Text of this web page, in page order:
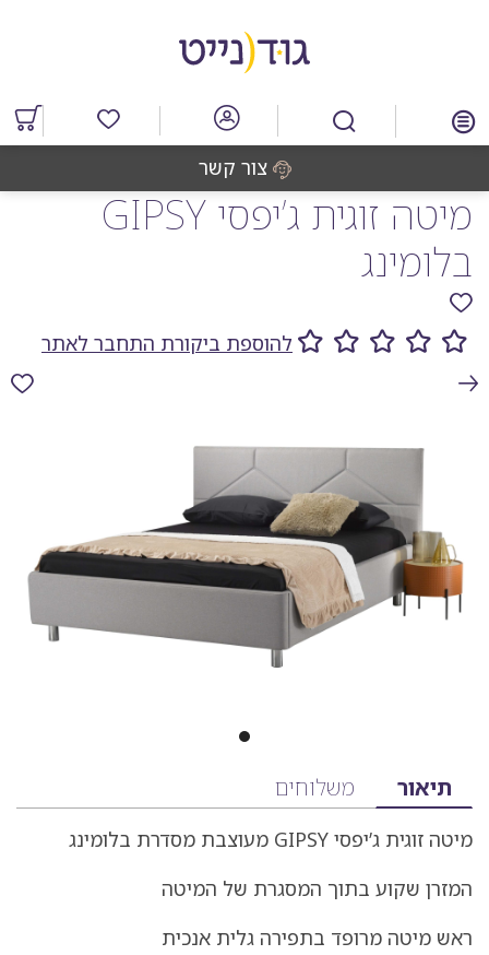
מרכזי
מוצרים
במועדפים
צור קשר
מיטה זוגית ג’יפסי GIPSY
בלומינג
להוספת ביקורת התחבר לאתר
מידע
על
המוצר
הכולל
תיאור,
תיאור משלוחים
מיטה זוגית ג’יפסי GIPSY מעוצבת מסדרת בלומינג
המזרן שקוע בתוך המסגרת של המיטה
ראש מיטה מרופד בתפירה גלית אנכית
גלריית